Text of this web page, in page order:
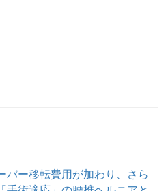
バー移転費用が加わり、さら